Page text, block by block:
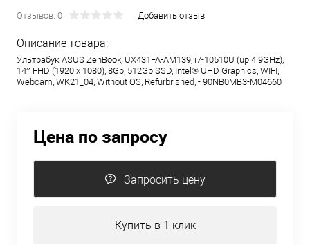
Отзывов: 0 Добавить отзыв
Описание товара:
Ультрабук ASUS ZenBook, UX431FA-AM139, i7-10510U (up 4.9GHz),
14” FHD (1920 x 1080), 8Gb, 512Gb SSD, Intel® UHD Graphics, WIFI,
Webcam, WK21_04, Without OS, Refurbrished, - 90NB0MB3-M04660
Цена по запросу
Запросить цену
Купить в 1 клик